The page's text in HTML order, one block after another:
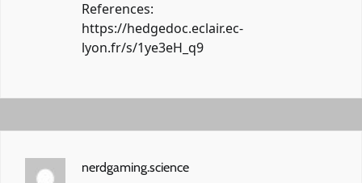
References:
https://hedgedoc.eclair.ec-
lyon.fr/s/1ye3eH_q9
nerdgaming.science